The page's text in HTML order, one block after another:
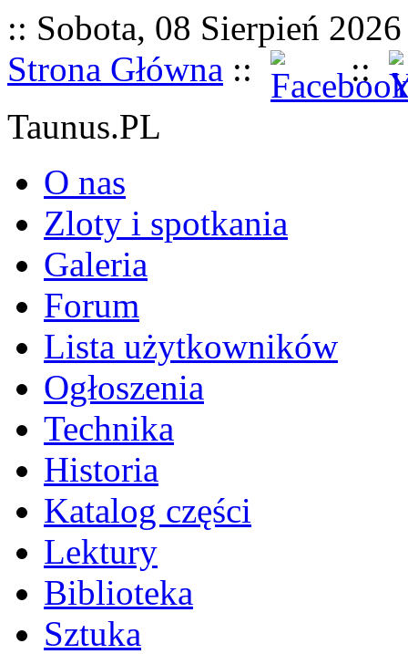
:: Sobota, 08 Sierpień
Strona Główna ::
::
Taunus.PL
O nas
Zloty i spotkania
Galeria
Forum
Lista użytkowników
Ogłoszenia
Technika
Historia
Katalog części
Lektury
Biblioteka
Sztuka